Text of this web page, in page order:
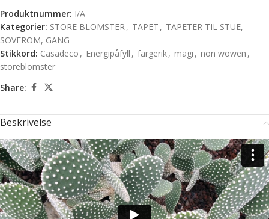
Produktnummer: I/A
Kategorier: STORE BLOMSTER, TAPET , TAPETER TIL STUE,
SOVEROM, GANG
Stikkord: Casadeco , Energipåfyll , fargerik, magi , non wowen ,
storeblomster
Share:
Beskrivelse